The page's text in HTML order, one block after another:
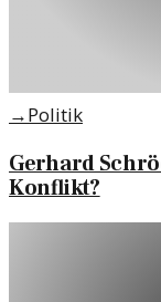
→Politik
Gerhard
Konflikt?